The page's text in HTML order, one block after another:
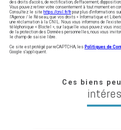
des droits d’accès, de rectification, d’effacement,
Vous pouvez retirer votre consentement à tout moment en
Consultez le site https://cnil.fr/frpour plus d’informations
l'Agence / le Réseau, que vos droits « Informatique et
une réclamation à la CNIL. Nous vous informons de
téléphonique « Bloctel », sur laquelle vous pouvez vous
de la protection des Données personnelles, nous vous
le champ de saisie libre.
Ce site est protégé par reCAPTCHA, les Politiques de
Google s'appliquent.
Ces biens